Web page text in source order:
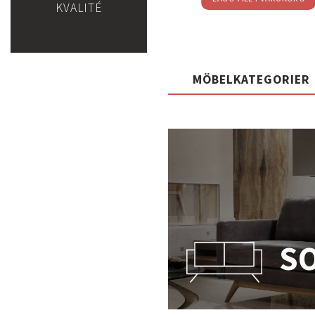
KVALITÉ
MÖBELKATEGORIER